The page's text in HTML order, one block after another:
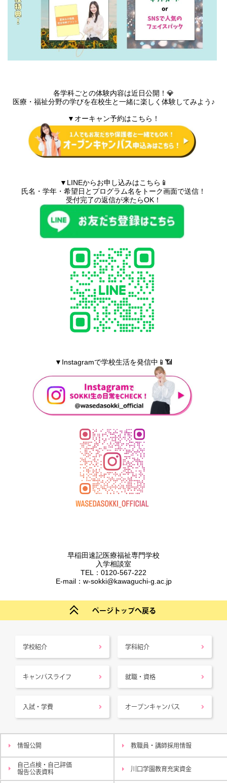
各学科ごとの体験内容は近日公開！💎
医療・福祉分野の学びを在校生と一緒に楽しく体験してみよう♪
▼オーキャン予約はこちら！
▼LINEからお申し込みはこちら📱
氏名・学年・希望日とプログラム名をトーク画面で送信！
受付完了の返信が来たらOK！
▼Instagramで学校生活を発信中📱📶
早稲田速記医療福祉専門学校
入学相談室
TEL：0120-567-222
E-mail：w-sokki@kawaguchi-g.ac.jp
ページトップへ戻る
学校紹介 学科紹介
キャンパスライフ 就職・資格
入試・学費 オープンキャンパス
情報公開 教職員・講師採用情報
自己点検・自己評価
報告公表資料
川口学園教育充実資金